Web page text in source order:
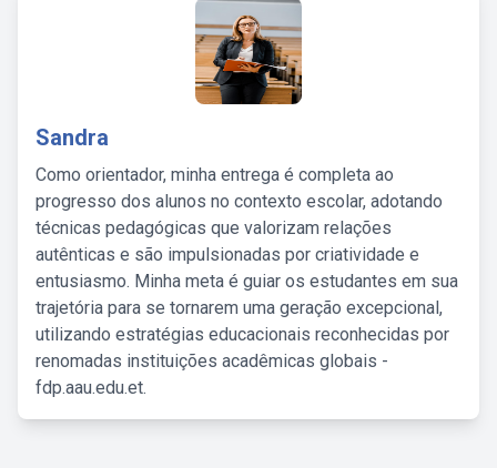
Sandra
Como orientador, minha entrega é completa ao
progresso dos alunos no contexto escolar, adotando
técnicas pedagógicas que valorizam relações
autênticas e são impulsionadas por criatividade e
entusiasmo. Minha meta é guiar os estudantes em sua
trajetória para se tornarem uma geração excepcional,
utilizando estratégias educacionais reconhecidas por
renomadas instituições acadêmicas globais -
fdp.aau.edu.et.